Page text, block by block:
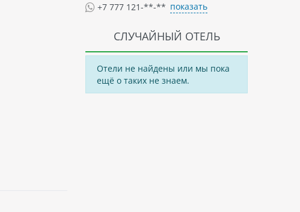
+7 777 121-**-** показать
СЛУЧАЙНЫЙ ОТЕЛЬ
Отели не найдены или мы пока
ещё о таких не знаем.